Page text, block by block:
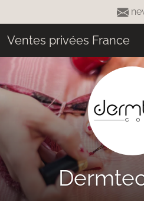
Ventes privées France